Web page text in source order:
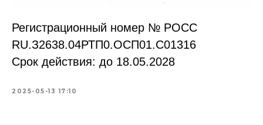
Регистрационный номер № РОСС
RU.З2638.04РТП0.OCП01.С01316
Срок действия: до 18.05.2028
2025-05-13 17:10